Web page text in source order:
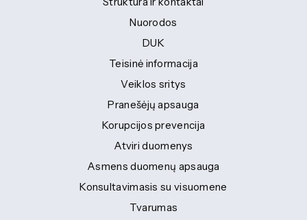
Nuorodos
DUK
Teisinė informacija
Veiklos sritys
Pranešėjų apsauga
Korupcijos prevencija
Atviri duomenys
Asmens duomenų apsauga
Konsultavimasis su visuomene
Tvarumas